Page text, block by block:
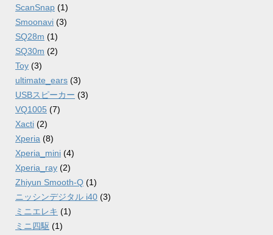
ScanSnap (1)
Smoonavi (3)
SQ28m (1)
SQ30m (2)
Toy (3)
ultimate_ears (3)
USBスピーカー (3)
VQ1005 (7)
Xacti (2)
Xperia (8)
Xperia_mini (4)
Xperia_ray (2)
Zhiyun Smooth-Q (1)
ニッシンデジタル i40 (3)
ミニエレキ (1)
ミニ四駆 (1)